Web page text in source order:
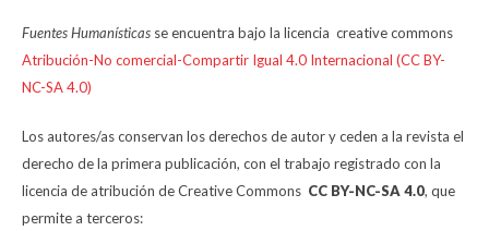
Fuentes Humanísticas se encuentra bajo la licencia creative commons
Atribución-No comercial-Compartir Igual 4.0 Internacional (CC BY-
NC-SA 4.0)
Los autores/as conservan los derechos de autor y ceden a la revista el
derecho de la primera publicación, con el trabajo registrado con la
licencia de atribución de Creative Commons CC BY-NC-SA 4.0, que
permite a terceros: